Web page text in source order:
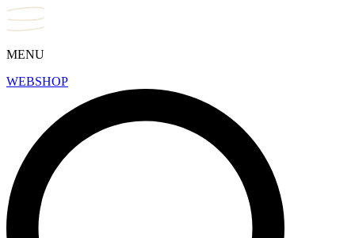
MENU
WEBSHOP